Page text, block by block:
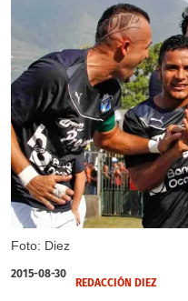
Foto: Diez
2015-08-30
REDACCIÓN DIEZ